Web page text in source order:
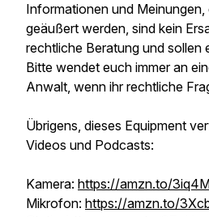
Informationen und
geäußert werden, sind kein
rechtliche Beratung und sollen
Bitte wendet euch immer an
Anwalt, wenn ihr rechtliche
Übrigens, dieses Equipment
Videos und Podcasts:
Kamera: https://amzn.to/
Mikrofon: https://amzn.to/